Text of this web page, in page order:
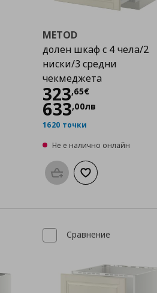
с любими
METOD
долен шкаф с 4 чела/2
ниски/3 средни
чекмеджета
323,65€
Цена
633,00лв
1620 точки
Не е налично онлайн
Προσθήκη στο καλάθι
Добави към
Сравнение